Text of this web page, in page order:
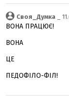
Своя_Думка _
ВОНА ПРАЦЮЄ!
ВОНА
ЦЕ
ПЕДОФІЛО-ФІЛ!